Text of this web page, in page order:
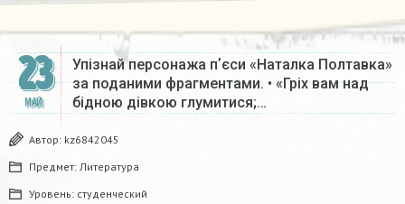
23
МАЙ
Упізнай персонажа пʼєси «Наталка Полтавка»
за поданими фрагментами. • «Гріх вам над
бідною дівкою глумитися;…
Автор: kz6842045
Предмет: Литература
Уровень: студенческий